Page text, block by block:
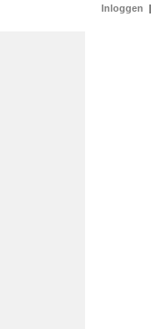
Inloggen |